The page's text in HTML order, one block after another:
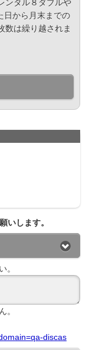
ンタル８ダブルや
日から月末までの
数は繰り越されま
いします。
。
。
discas